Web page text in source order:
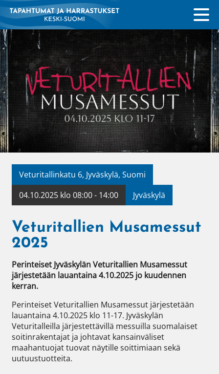
Veturitallinkatu 6, Jyväskylä, Suomi
04.10.2025 klo 08:00 - 14:00
Jyväskylä
Veturitallien Musamessut
2025
Perinteiset Jyväskylän Veturitallien Musamessut
järjestetään lauantaina 4.10.2025 jo kuudennen
kerran.
Perinteiset Veturitallien Musamessut järjestetään
lauantaina 4.10.2025 klo 11-17. Jyväskylän
Veturitalleilla järjestettävillä messuilla suomalaiset
soitinrakentajat ja johtavat kansainväliset
maahantuojat tuovat näytille soittimiaan sekä
uutuustuotteita.